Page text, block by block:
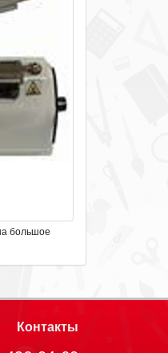
большое
Контакты